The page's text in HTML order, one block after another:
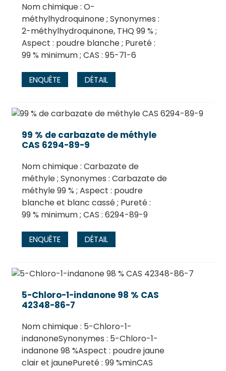
Nom chimique : O-
méthylhydroquinone ; Synonymes :
2-méthylhydroquinone, THQ 99 % ;
Aspect : poudre blanche ; Pureté :
99 % minimum ; CAS : 95-71-6
ENQUÊTE DÉTAIL
99 % de carbazate de méthyle
CAS 6294-89-9
Nom chimique : Carbazate de
méthyle ; Synonymes : Carbazate de
méthyle 99 % ; Aspect : poudre
blanche et blanc cassé ; Pureté :
99 % minimum ; CAS : 6294-89-9
ENQUÊTE DÉTAIL
5-Chloro-1-indanone 98 % CAS
42348-86-7
Nom chimique : 5-Chloro-1-
indanoneSynonymes : 5-Chloro-1-
indanone 98 %Aspect : poudre jaune
clair et jaunePureté : 99 %minCAS